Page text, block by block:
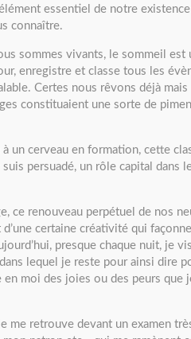
essentiel de notre
connaître.
sommes vivants, le sommeil
enregistre et classe tous les
Certes nous rêvons déjà
constituaient une sorte de
à un cerveau en formation, cette
suis persuadé, un rôle capital dans
ce renouveau perpétuel de nos
certaine créativité qui
presque chaque nuit, je
lequel je reste pour ainsi dire
en moi des joies ou des peurs que
me retrouve devant un examen